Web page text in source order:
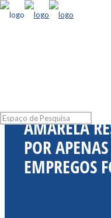
CARTEIRA
AMARELA
POR
EMPREGOS